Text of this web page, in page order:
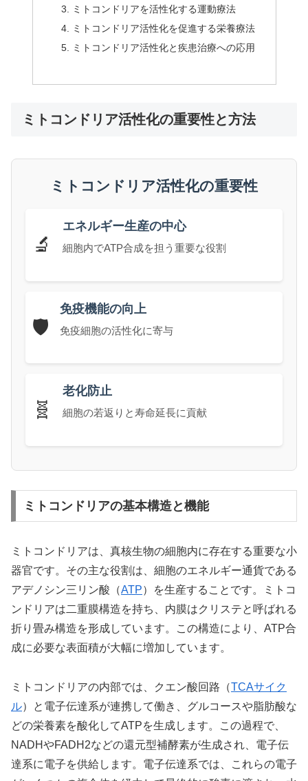
ミトコンドリアを活性化する運動療法
ミトコンドリア活性化を促進する栄養療法
ミトコンドリア活性化と疾患治療への応用
ミトコンドリア活性化の重要性と方法
ミトコンドリア活性化の重要性
🔬
エネルギー生産の中心
細胞内でATP合成を担う重要な役割
🛡️
免疫機能の向上
免疫細胞の活性化に寄与
🧬
老化防止
細胞の若返りと寿命延長に貢献
ミトコンドリアの基本構造と機能
ミトコンドリアは、真核生物の細胞内に存在する重要な小
器官です。その主な役割は、細胞のエネルギー通貨である
アデノシン三リン酸（ATP）を生産することです。ミトコ
ンドリアは二重膜構造を持ち、内膜はクリステと呼ばれる
折り畳み構造を形成しています。この構造により、ATP合
成に必要な表面積が大幅に増加しています。
ミトコンドリアの内部では、クエン酸回路（TCAサイク
ル）と電子伝達系が連携して働き、グルコースや脂肪酸な
どの栄養素を酸化してATPを生成します。この過程で、
NADHやFADH2などの還元型補酵素が生成され、電子伝
達系に電子を供給します。電子伝達系では、これらの電子